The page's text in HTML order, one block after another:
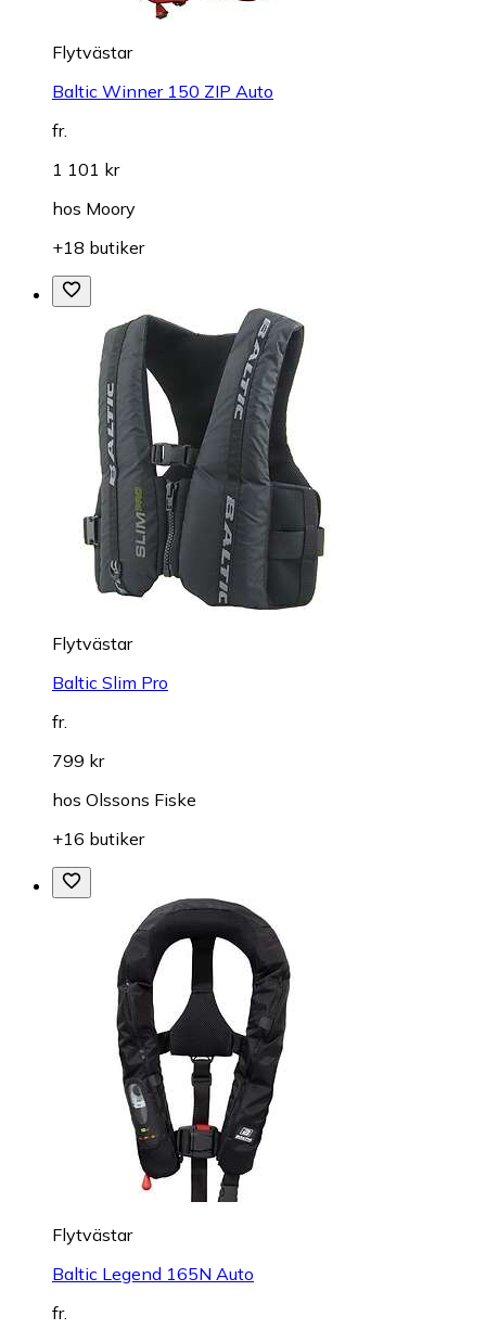
Flytvästar
Baltic Winner 150 ZIP Auto
fr.
1 101 kr
hos Moory
+18 butiker
Flytvästar
Baltic Slim Pro
fr.
799 kr
hos Olssons Fiske
+16 butiker
Flytvästar
Baltic Legend 165N Auto
fr.